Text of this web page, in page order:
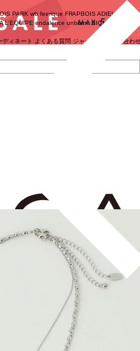
PARK wb feerique FRAPBOIS ADIEU
L'EQUIPE endalence unbilanc BIGI online store
ディネート よくある質問 ジャーナル お問い合わ